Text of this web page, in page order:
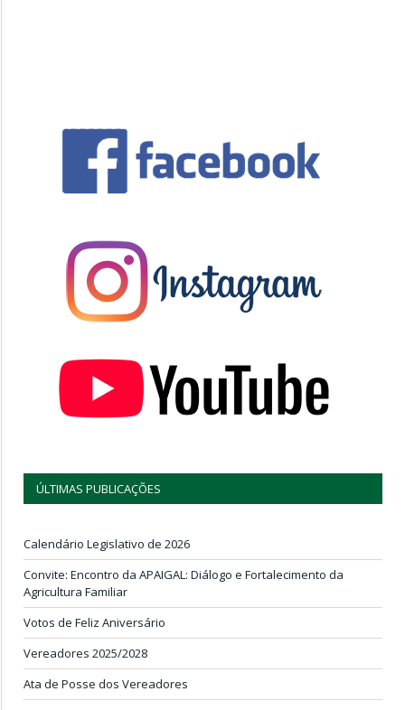
ÚLTIMAS PUBLICAÇÕES
Calendário Legislativo de 2026
Convite: Encontro da APAIGAL: Diálogo e Fortalecimento da
Agricultura Familiar
Votos de Feliz Aniversário
Vereadores 2025/2028
Ata de Posse dos Vereadores